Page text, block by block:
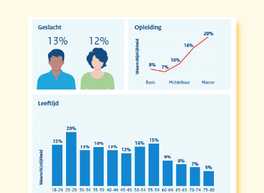
Jullie vragen
Onze experts